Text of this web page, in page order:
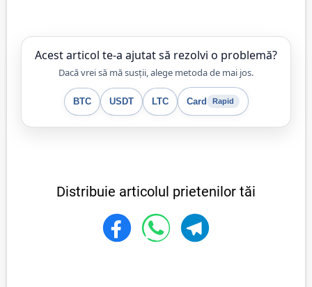
Acest articol te-a ajutat să rezolvi o problemă?
Dacă vrei să mă susții, alege metoda de mai jos.
BTC USDT LTC Card Rapid
Distribuie articolul prietenilor tăi